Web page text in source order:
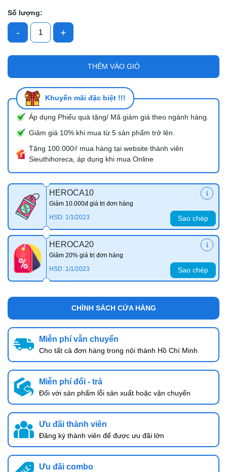
Số lượng:
- +
THÊM VÀO GIỎ
Khuyến mãi đặc biệt !!!
Áp dụng Phiếu quà tặng/ Mã giảm giá theo ngành hàng.
Giảm giá 10% khi mua từ 5 sản phẩm trở lên.
Tặng 100.000₫ mua hàng tại website thành viên
Sieuthihoreca, áp dụng khi mua Online
HEROCA10
Giảm 10.000đ giá trị đơn hàng
HSD: 1/1/2023
Sao chép
HEROCA20
Giảm 20% giá trị đơn hàng
HSD: 1/1/2023
Sao chép
CHÍNH SÁCH CỬA HÀNG
Miễn phí vẫn chuyển
Cho tất cả đơn hàng trong nội thành Hồ Chí Minh
Miễn phí đổi - trả
Đối với sản phẩm lỗi sản xuất hoặc vận chuyển
Ưu đãi thành viên
Đăng ký thành viên để được ưu đãi lớn
Ưu đãi combo